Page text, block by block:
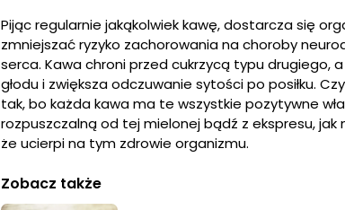
Pijąc regularnie jakąkolwiek kawę, dostarcza się
zmniejszać ryzyko zachorowania na choroby
serca. Kawa chroni przed cukrzycą typu drugiego,
głodu i zwiększa odczuwanie sytości po posiłku.
tak, bo każda kawa ma te wszystkie pozytywne
rozpuszczalną od tej mielonej bądź z ekspresu,
że ucierpi na tym zdrowie organizmu.
Zobacz także